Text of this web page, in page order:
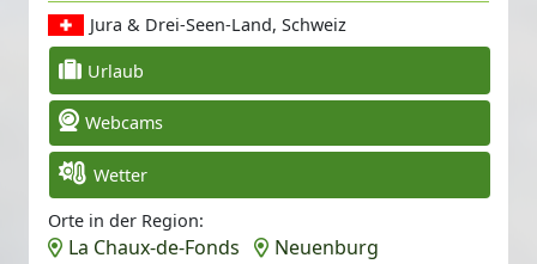
Jura & Drei-Seen-Land, Schweiz
Urlaub
Webcams
Wetter
Orte in der Region:
La Chaux-de-Fonds Neuenburg